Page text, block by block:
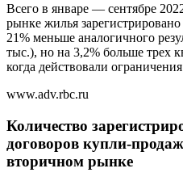
Всего в январе — сентябре
рынке жилья
21% меньше аналогичного
тыс.), но на 3,2% больше трех
когда действовали
www.adv.rbc.ru
Количество
договоров купли-
вторичном рынке